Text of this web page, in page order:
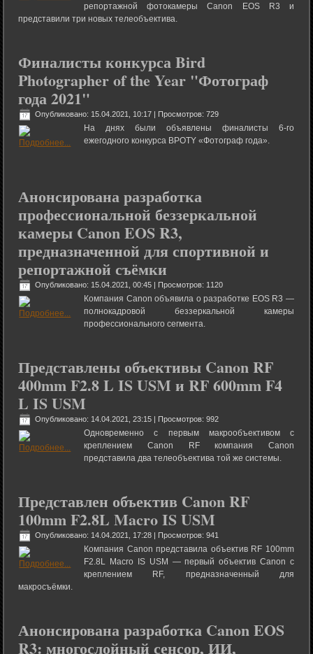
репортажной фотокамеры Canon EOS R3 и
представили три новых телеобъектива.
Финалисты конкурса Bird
Photographer of the Year "Фотограф
года 2021"
Опубликовано: 15.04.2021, 10:17 | Просмотров: 729
На днях были объявлены финалисты 6-го
ежегодного конкурса BPOTY «Фотограф года».
Анонсирована разработка
профессиональной беззеркальной
камеры Canon EOS R3,
предназначенной для спортивной и
репортажной съёмки
Опубликовано: 15.04.2021, 00:45 | Просмотров: 1120
Компания Canon объявила о разработке EOS R3 —
полнокадровой беззеркальной камеры
профессионального сегмента.
Представлены объективы Canon RF
400mm F2.8 L IS USM и RF 600mm F4
L IS USM
Опубликовано: 14.04.2021, 23:15 | Просмотров: 992
Одновременно с первым макрообъективом с
креплением Canon RF компания Canon
представила два телеобъектива той же системы.
Представлен объектив Canon RF
100mm F2.8L Macro IS USM
Опубликовано: 14.04.2021, 17:28 | Просмотров: 941
Компания Canon представила объектив RF 100mm
F2.8L Macro IS USM — первый объектив Canon с
креплением RF, предназначенный для
макросъёмки.
Анонсирована разработка Canon EOS
R3: многослойный сенсор, ИИ,